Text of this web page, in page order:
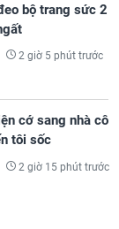
bộ trang sức 2
2 giờ 5 phút trước
cớ sang nhà cô
tôi sốc
2 giờ 15 phút trước